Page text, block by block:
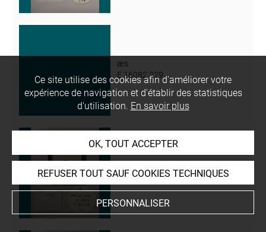
æs
E 16082 229
E 16082 230
Ce site utilise des cookies afin d'améliorer votre
expérience de navigation et d'établir des statistiques
d'utilisation. En savoir plus
OK, TOUT ACCEPTER
REFUSER TOUT SAUF COOKIES TECHNIQUES
PERSONNALISER